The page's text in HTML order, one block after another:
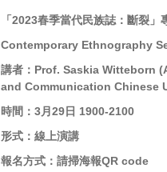
「2023春季當代民族誌：斷裂」
Contemporary Ethnography
講者：Prof. Saskia Witteborn
and Communication Chinese
時間：3月29日 1900-2100
形式：線上演講
報名方式：請掃海報QR code